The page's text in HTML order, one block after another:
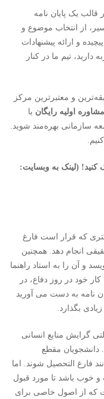
قالب یک پایان نامه
از انتخاب موضوع و
و ارائه پیشنهادات
تیم ما در کنار
و معتبرترین مرکز
مشاوره اولیه رایگان با
سازمانی بهره‌مند شوید.
(لینک به وبسایت:
که قرار است فارغ
انجام دهد. همچنین
و آن را به استاد راهنما
خود در روز دفاع، در
نامه به دست می آورید
بگذارد.
گرایش منابع انسانی
دانشجویان مقطع
فارغ التحصیل شوند. اما
و خوب باشد تا مورد قبول
که از اصول خاصی برای